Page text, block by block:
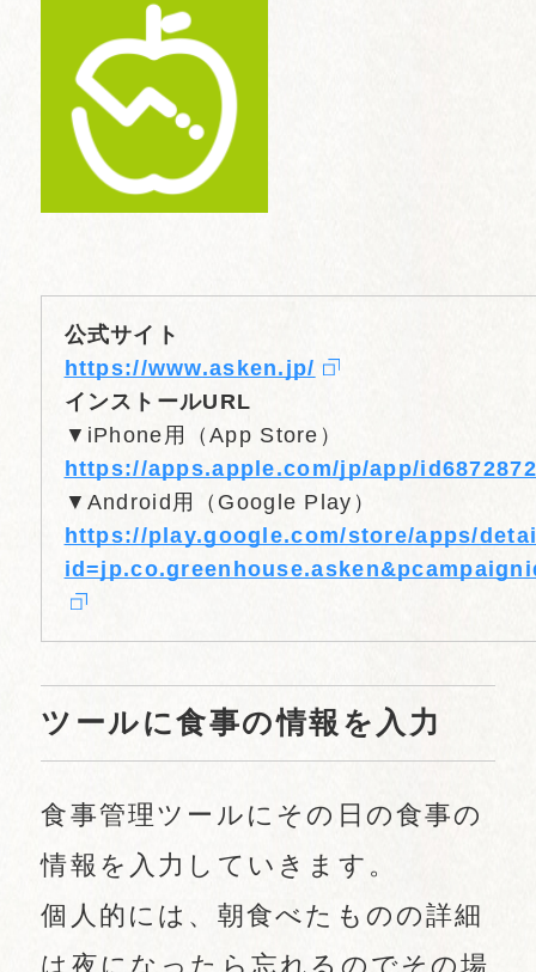
公式サイト
https://www.asken.jp/
インストールURL
▼iPhone用（App Store）
https://apps.apple.com/jp/app/
▼Android用（Google Play）
https://play.google.com/store/apps/
ツールに食事の情報を入力
食事管理ツールにその日の食事の
情報を入力していきます。
個人的には、朝食べたものの詳細
は夜になったら忘れるのでその場